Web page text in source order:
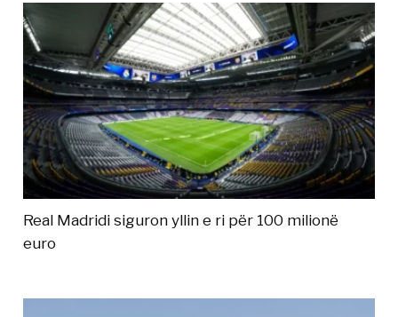
Real Madridi siguron yllin e ri për 100 milionë
euro